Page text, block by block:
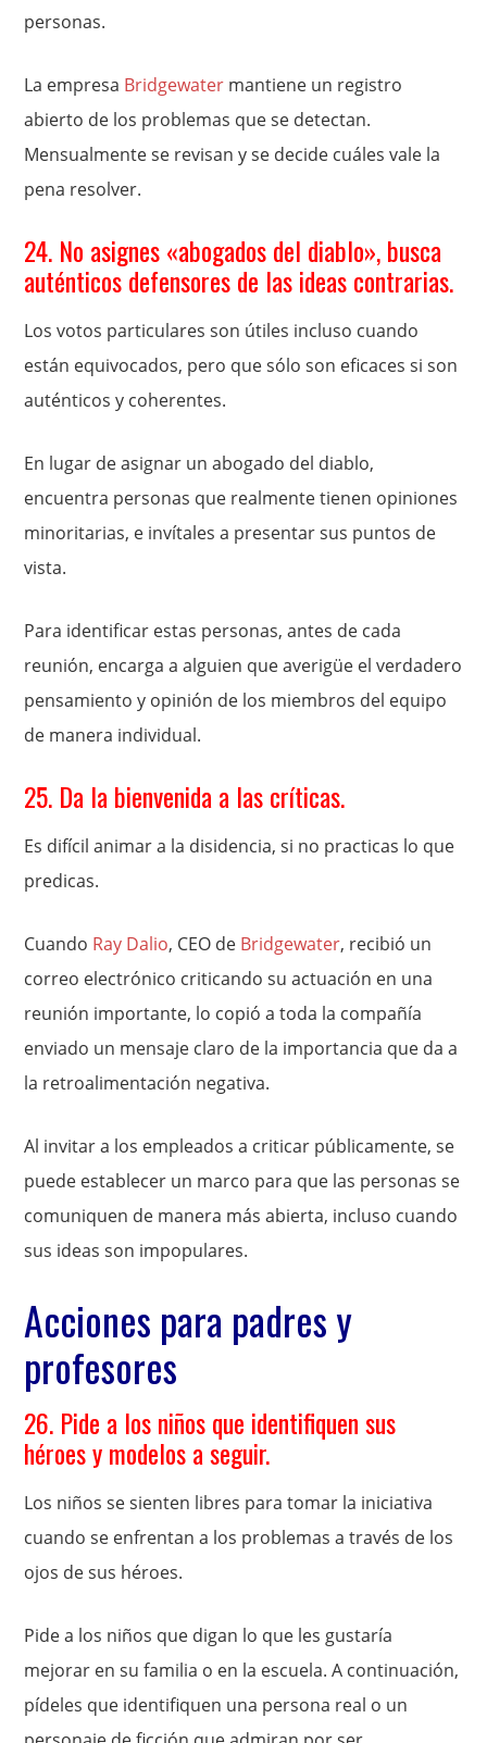
personas.
La empresa Bridgewater mantiene un registro
abierto de los problemas que se detectan.
Mensualmente se revisan y se decide cuáles vale la
pena resolver.
24. No asignes «abogados del diablo», busca
auténticos defensores de las ideas contrarias.
Los votos particulares son útiles incluso cuando
están equivocados, pero que sólo son eficaces si son
auténticos y coherentes.
En lugar de asignar un abogado del diablo,
encuentra personas que realmente tienen opiniones
minoritarias, e invítales a presentar sus puntos de
vista.
Para identificar estas personas, antes de cada
reunión, encarga a alguien que averigüe el verdadero
pensamiento y opinión de los miembros del equipo
de manera individual.
25. Da la bienvenida a las críticas.
Es difícil animar a la disidencia, si no practicas lo que
predicas.
Cuando Ray Dalio, CEO de Bridgewater, recibió un
correo electrónico criticando su actuación en una
reunión importante, lo copió a toda la compañía
enviado un mensaje claro de la importancia que da a
la retroalimentación negativa.
Al invitar a los empleados a criticar públicamente, se
puede establecer un marco para que las personas se
comuniquen de manera más abierta, incluso cuando
sus ideas son impopulares.
Acciones para padres y
profesores
26. Pide a los niños que identifiquen sus
héroes y modelos a seguir.
Los niños se sienten libres para tomar la iniciativa
cuando se enfrentan a los problemas a través de los
ojos de sus héroes.
Pide a los niños que digan lo que les gustaría
mejorar en su familia o en la escuela. A continuación,
pídeles que identifiquen una persona real o un